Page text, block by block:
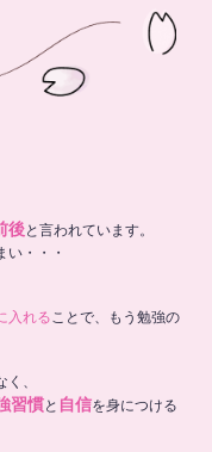
後と言われています。
・・・
入れる ことで、もう勉強の
、
習慣と 自信を身につける